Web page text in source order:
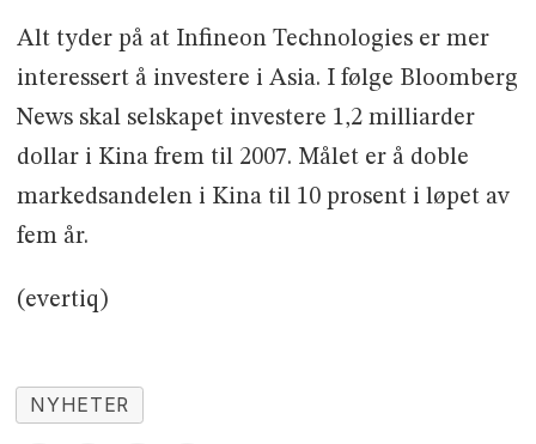
Alt tyder på at Infineon Technologies er mer
interessert å investere i Asia. I følge Bloomberg
News skal selskapet investere 1,2 milliarder
dollar i Kina frem til 2007. Målet er å doble
markedsandelen i Kina til 10 prosent i løpet av
fem år.
(evertiq)
NYHETER